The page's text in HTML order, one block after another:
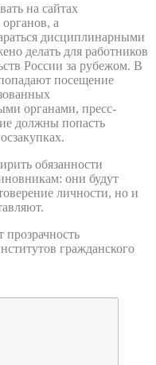
на сайтах
а
дисциплинарными
делать для работников
России за рубежом. В
посещение
органами, пресс-
должны попасть
обязанности
они будут
личности, но и
прозрачность
гражданского